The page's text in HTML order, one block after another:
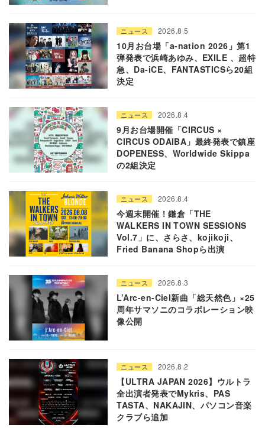
ニュース 2026.8.5
10月お台場「a-nation 2026」第1
弾発表で浜崎あゆみ、EXILE 、超特
急、Da-iCE、FANTASTICSら20組
決定
ニュース 2026.8.4
9月お台場開催「CIRCUS ×
CIRCUS ODAIBA」最終発表で鎮座
DOPENESS、Worldwide Skippa
の2組決定
ニュース 2026.8.4
今週末開催！鎌倉「THE
WALKERS IN TOWN SESSIONS
Vol.7」に、さらさ、kojikoji、
Fried Banana Shopら出演
ニュース 2026.8.3
L’Arc-en-Ciel新曲「総天然色」×25
周年サマソニのコラボレーション映
像公開
ニュース 2026.8.2
【ULTRA JAPAN 2026】ウルトラ
全出演者発表でMykris、PAS
TASTA、NAKAJIN、パソコン音楽
クラブら追加